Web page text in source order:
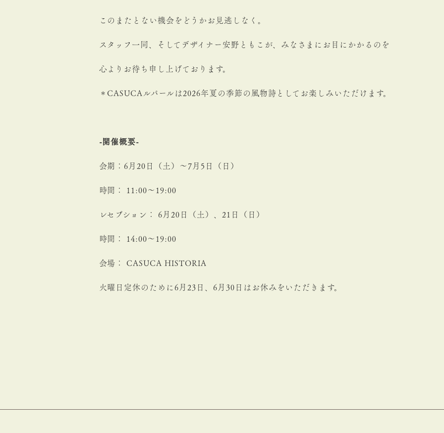
このまたとない機会をどうかお見逃しなく。
スタッフ一同、そしてデザイナー安野ともこが、みなさまにお目にかかるのを
心よりお待ち申し上げております。
＊CASUCAルパールは2026年夏の季節の風物詩としてお楽しみいただけます。
-開催概要-
会期：6月 20日（土）〜7月5日（日）
時間： 11:00〜19:00
レセプション： 6月 20日（土）、 21 日（日）
時間： 14:00〜19:00
会場： CASUCA HISTORIA
火曜日定休のために6月23日、6月30日はお休みをいただきます。